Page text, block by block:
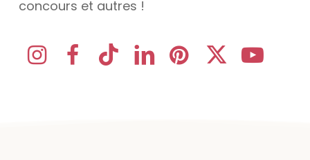
concours et autres !